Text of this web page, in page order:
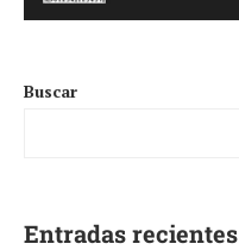
Buscar
Entradas recientes